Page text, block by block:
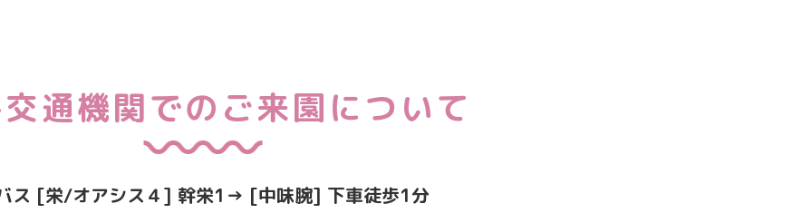
通機関でのご来園について
ス [栄/オアシス４] 幹栄1→ [中味腕] 下車徒歩1分